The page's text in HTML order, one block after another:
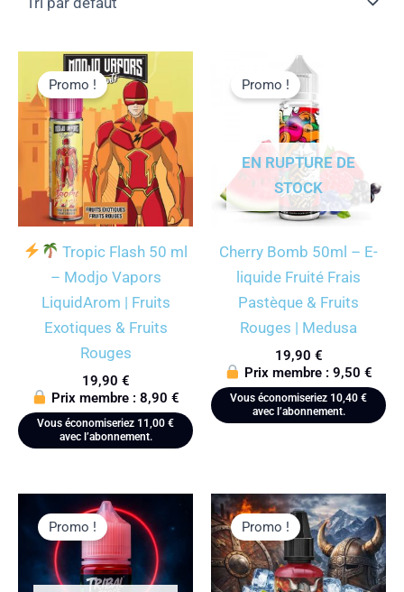
Promo !
Tropic Flash 50 ml
– Modjo Vapors
LiquidArom | Fruits
Exotiques & Fruits
Rouges
19,90 €
Prix membre : 8,90 €
Vous économiseriez 11,00 €
avec l’abonnement.
EN RUPTURE DE
STOCK
Promo !
Cherry Bomb 50ml – E-
liquide Fruité Frais
Pastèque & Fruits
Rouges | Medusa
19,90 €
Prix membre : 9,50 €
Vous économiseriez 10,40 €
avec l’abonnement.
Promo ! Promo !